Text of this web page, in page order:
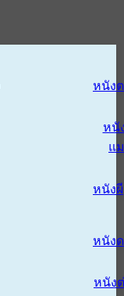
หนัง
หนั
แ
หนังผี
หนัง
หนัง